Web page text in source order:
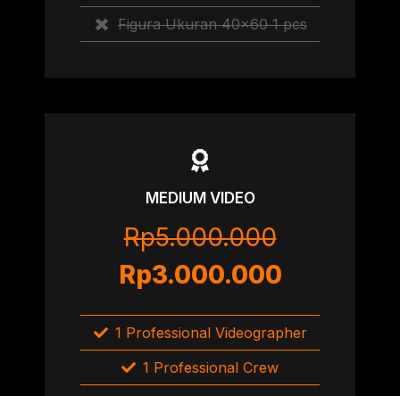
Figura Ukuran 40×60 1 pcs
MEDIUM VIDEO
Rp5.000.000
Rp3.000.000
1 Professional Videographer
1 Professional Crew